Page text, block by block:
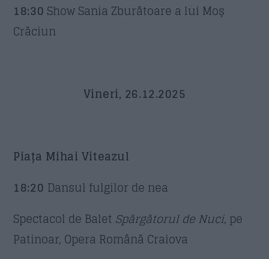
18:30 Show Sania Zburătoare a lui Moș
Crăciun
Vineri, 26.12.2025
Piața Mihai Viteazul
18:20 Dansul fulgilor de nea
Spectacol de Balet Spărgătorul de Nuci, pe
Patinoar, Opera Română Craiova